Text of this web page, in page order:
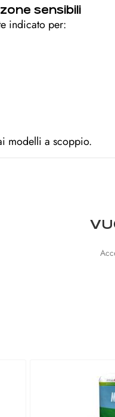
sensibili
indicato per:
modelli a scoppio.